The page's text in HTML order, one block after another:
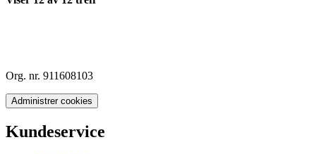
Org. nr. 911608103
Administrer cookies
Kundeservice